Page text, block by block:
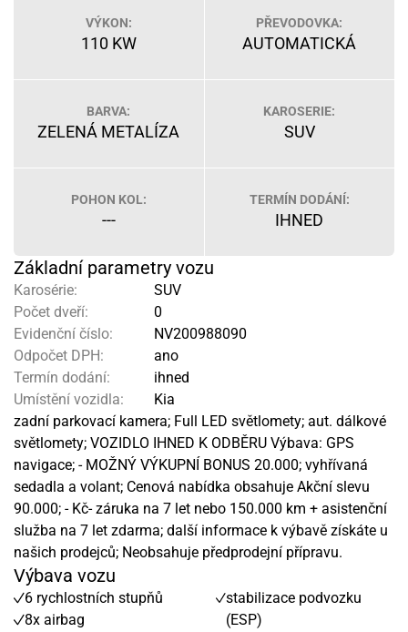
VÝKON:
110 KW
PŘEVODOVKA:
AUTOMATICKÁ
BARVA:
ZELENÁ METALÍZA
KAROSERIE:
SUV
POHON KOL:
---
TERMÍN DODÁNÍ:
IHNED
Základní parametry vozu
Karosérie:
SUV
Počet dveří:
0
Evidenční číslo:
NV200988090
Odpočet DPH:
ano
Termín dodání:
ihned
Umístění vozidla:
Kia
zadní parkovací kamera; Full LED světlomety; aut. dálkové
světlomety; VOZIDLO IHNED K ODBĚRU Výbava: GPS
navigace; - MOŽNÝ VÝKUPNÍ BONUS 20.000; vyhřívaná
sedadla a volant; Cenová nabídka obsahuje Akční slevu
90.000; - Kč- záruka na 7 let nebo 150.000 km + asistenční
služba na 7 let zdarma; další informace k výbavě získáte u
našich prodejců; Neobsahuje předprodejní přípravu.
Výbava vozu
6 rychlostních stupňů
8x airbag
stabilizace podvozku
(ESP)